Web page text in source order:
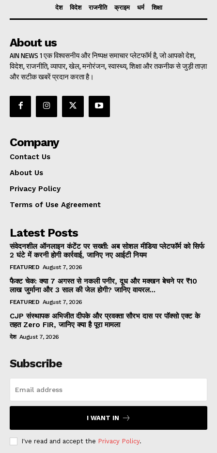
देश विदेश राजनीति क्राइम धर्म शिक्षा
About us
AIN NEWS 1 एक विश्वसनीय और निष्पक्ष समाचार प्लेटफॉर्म है, जो आपको देश,
विदेश, राजनीति, व्यापार, खेल, मनोरंजन, स्वास्थ्य, शिक्षा और तकनीक से जुड़ी ताज़ा
और सटीक खबरें प्रदान करता है।
Company
Contact Us
About Us
Privacy Policy
Terms of Use Agreement
Latest Posts
संवेदनशील ऑनलाइन कंटेंट पर सख्ती: अब सोशल मीडिया प्लेटफॉर्म को सिर्फ
2 घंटे में करनी होगी कार्रवाई, जानिए नए आईटी नियम
FEATURED August 7, 2026
फैक्ट चेक: क्या 7 अगस्त से नकली पनीर, दूध और मक्खन बेचने पर ₹10
लाख जुर्माना और 3 साल की जेल होगी? जानिए वायरल...
FEATURED August 7, 2026
CJP संस्थापक अभिजीत दीपके और प्रवक्ता सौरभ दास पर पॉक्सो एक्ट के
तहत Zero FIR, जानिए क्या है पूरा मामला
देश August 7, 2026
Subscribe
I WANT IN
I've read and accept the Privacy Policy.